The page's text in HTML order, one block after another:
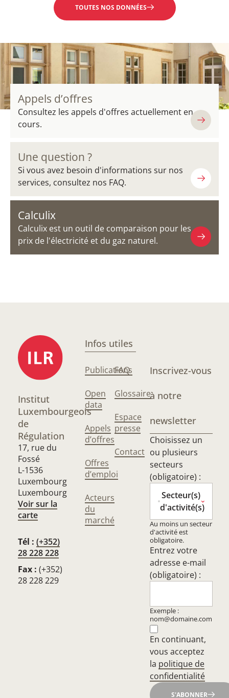
TOUTES NOS DONNÉES
Appels d’offres
Consultez les appels d'offres actuellement en
cours.
Une question ?
Si vous avez besoin d'informations sur nos
services, consultez nos FAQ.
Calculix
Calculix est un outil de comparaison pour les
prix de l'électricité et du gaz naturel.
Institut
Luxembourgeois
de
Régulation
17, rue du
Fossé
L-1536
Luxembourg
Luxembourg
Voir sur la
carte
Tél : (+352)
28 228 228
Fax : (+352)
28 228 229
Infos utiles
Publications
Open
data
Appels
d’offres
Offres
d’emploi
Acteurs
du
marché
FAQ
Glossaire
Espace
presse
Contact
Inscrivez-vous
à notre
newsletter
Choisissez un
ou plusieurs
secteurs
(obligatoire) :
Secteur(s)
d'activité(s)
Au moins un secteur
d'activité est
obligatoire.
Entrez votre
adresse e-mail
(obligatoire) :
Exemple :
nom@domaine.com
En continuant,
vous acceptez
la politique de
confidentialité
S'ABONNER